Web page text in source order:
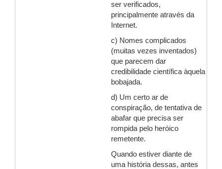
ser verificados,
principalmente através da
Internet.
c) Nomes complicados
(muitas vezes inventados)
que parecem dar
credibilidade científica àquela
bobajada.
d) Um certo ar de
conspiração, de tentativa de
abafar que precisa ser
rompida pelo heróico
remetente.
Quando estiver diante de
uma história dessas, antes